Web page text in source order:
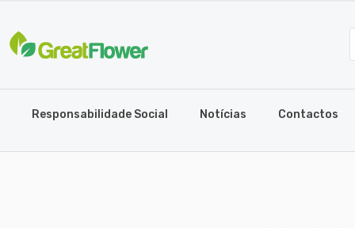
Responsabilidade Social Notícias Contactos